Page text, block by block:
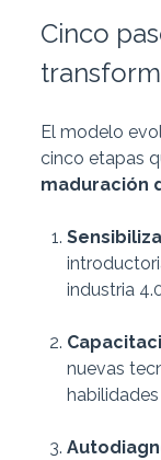
Cinco
El modelo
cinco etapas
maduración
industria
nuevas